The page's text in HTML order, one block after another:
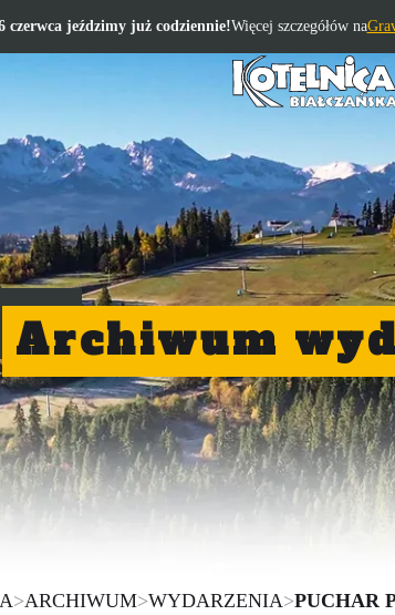
czerwca jeździmy już codziennie!Więcej szczegółów na
Archiwum
>ARCHIWUM>WYDARZENIA>PUCHAR